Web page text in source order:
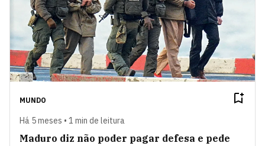
MUNDO
Há 5 meses • 1 min de leitura
Maduro diz não poder pagar defesa e pede